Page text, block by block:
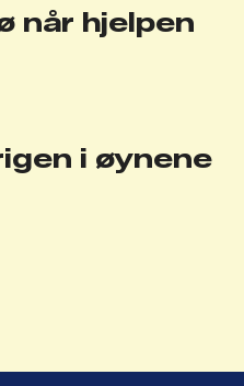
når hjelpen
i øynene